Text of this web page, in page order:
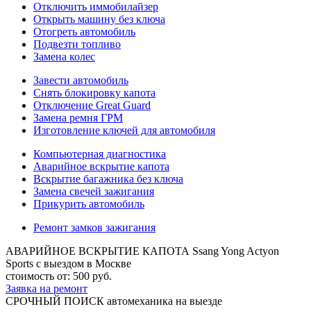
Отключить иммобилайзер
Открыть машину без ключа
Отогреть автомобиль
Подвезти топливо
Замена колес
Завести автомобиль
Снять блокировку капота
Отключение Great Guard
Замена ремня ГРМ
Изготовление ключей для автомобиля
Компьютерная диагностика
Аварийное вскрытие капота
Вскрытие багажника без ключа
Замена свечей зажигания
Прикурить автомобиль
Ремонт замков зажигания
АВАРИЙНОЕ ВСКРЫТИЕ КАПОТА Ssang Yong Actyon
Sports с выездом в Москве
стоимость от: 500 руб.
Заявка на ремонт
СРОЧНЫЙ ПОИСК автомеханика на выезде